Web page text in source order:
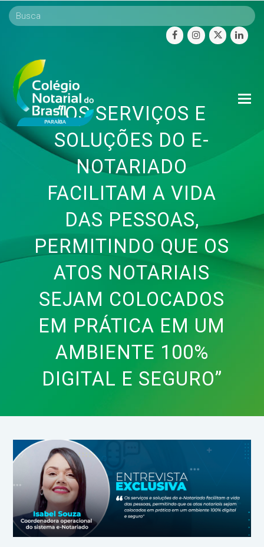
facebookinstagram
twitter
“OS SERVIÇOS E
SOLUÇÕES DO E-
NOTARIADO
FACILITAM A VIDA
DAS PESSOAS,
PERMITINDO QUE OS
ATOS NOTARIAIS
SEJAM COLOCADOS
EM PRÁTICA EM UM
AMBIENTE 100%
DIGITAL E SEGURO”